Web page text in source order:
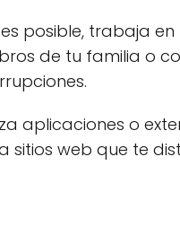
es posible, trabaja
de tu familia o
aplicaciones o
web que te